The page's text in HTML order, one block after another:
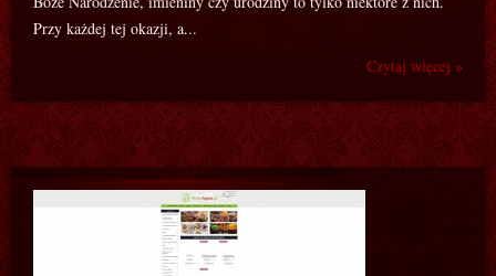
Przy każdej tej okazji, a...
Czytaj więcej »